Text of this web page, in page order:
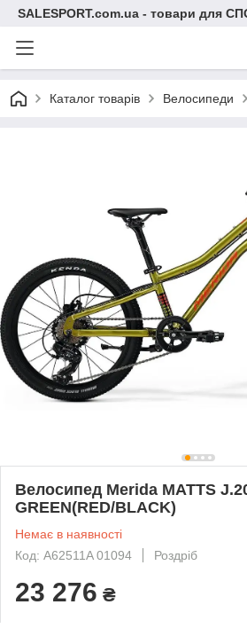
SALESPORT.com.ua - товари для
Каталог товарів Велосипеди
Велосипед Merida MATTS
GREEN(RED/BLACK)
Немає в наявності
Код: A62511A 01094
Роздріб
23 276 ₴